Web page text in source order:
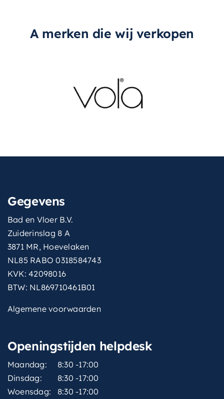
A merken die wij verkopen
Gegevens
Bad en Vloer B.V.
Zuiderinslag 8 A
3871 MR, Hoevelaken
NL85 RABO 0318584743
KVK: 42098016
BTW: NL869710461B01
Algemene voorwaarden
Openingstijden helpdesk
Maandag:
8:30 -17:00
Dinsdag:
8:30 -17:00
Woensdag:
8:30 -17:00